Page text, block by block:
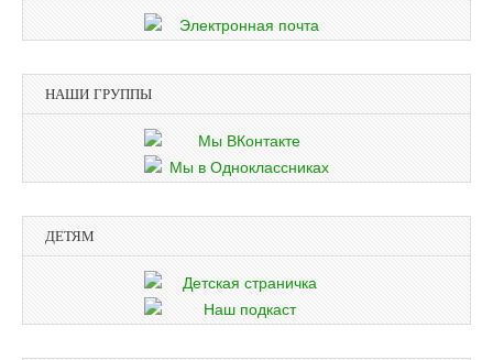
НАШИ ГРУППЫ
ДЕТЯМ